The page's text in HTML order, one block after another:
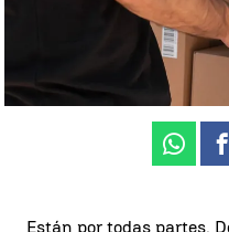
Paz Bailón
Publicado:
11 de
Están por todas partes.